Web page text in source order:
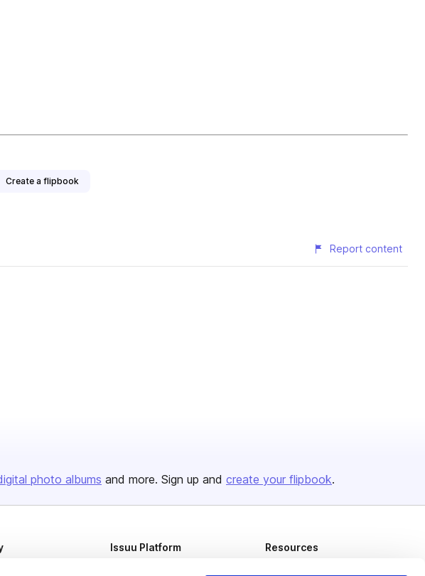
Create a flipbook
Report content
photo albums and more. Sign up and create your flipbook.
Issuu Platform Resources